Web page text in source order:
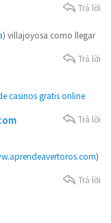
) villajoyosa como llegar
Trả lời
casinos gratis online
Trả lời
)
Trả lời
Trả lời